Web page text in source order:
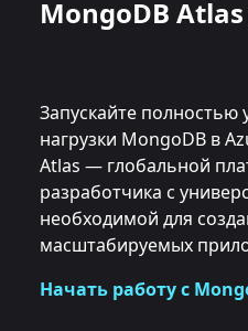
MongoDB
Запускайте
нагрузки MongoDB в
Atlas — глобальной
разработчика с
необходимой для
масштабируемых
Начать работу с